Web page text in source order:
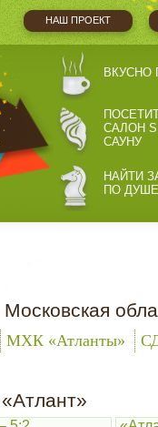
НАШ ПРОЕКТ
ВКУСНО
САЛОН
САУНУ
НАЙТИ
ПО ДУШЕ
МХК «Атланты»